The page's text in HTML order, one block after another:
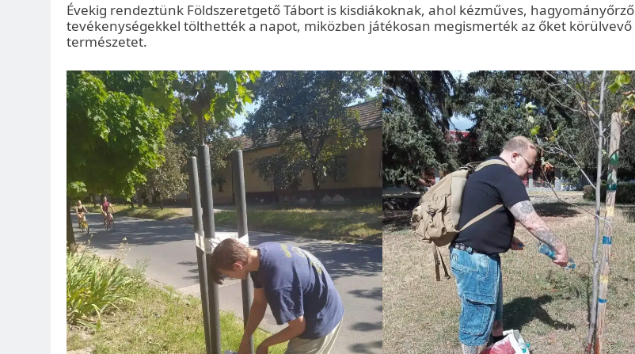
Évekig rendeztünk Földszeretgető Tábort is kisdiákoknak, ahol kézműves, hagyományőrző
tevékenységekkel tölthették a napot, miközben játékosan megismerték az őket körülvevő
természetet.